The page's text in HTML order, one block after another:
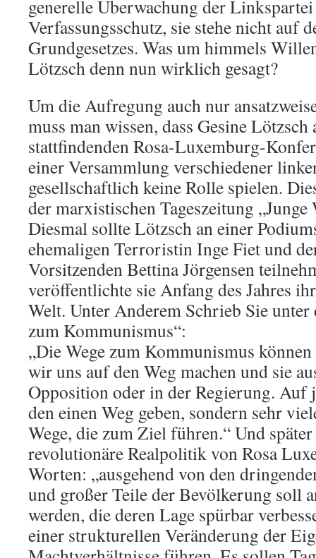
generelle Überwachung der
Verfassungsschutz, sie stehe nicht auf
Grundgesetzes. Was um himmels
Lötzsch denn nun wirklich gesagt?
Um die Aufregung auch nur
muss man wissen, dass Gesine
stattfindenden Rosa-Luxemburg-
einer Versammlung verschiedener
gesellschaftlich keine Rolle spielen.
der marxistischen Tageszeitung
Diesmal sollte Lötzsch an einer
ehemaligen Terroristin Inge Fiet und
Vorsitzenden Bettina Jörgensen
veröffentlichte sie Anfang des Jahres
Welt. Unter Anderem Schrieb Sie
zum Kommunismus“:
„Die Wege zum Kommunismus
wir uns auf den Weg machen und sie
Opposition oder in der Regierung. Auf
den einen Weg geben, sondern sehr
Wege, die zum Ziel führen.“ Und
revolutionäre Realpolitik von Rosa
Worten: „ausgehend von den
und großer Teile der Bevölkerung soll
werden, die deren Lage spürbar
einer strukturellen Veränderung der